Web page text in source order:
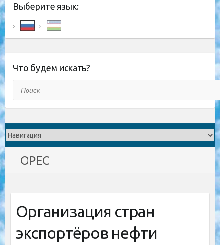
Выберите язык:
Что будем искать?
OPEC
Организация стран
экспортёров нефти